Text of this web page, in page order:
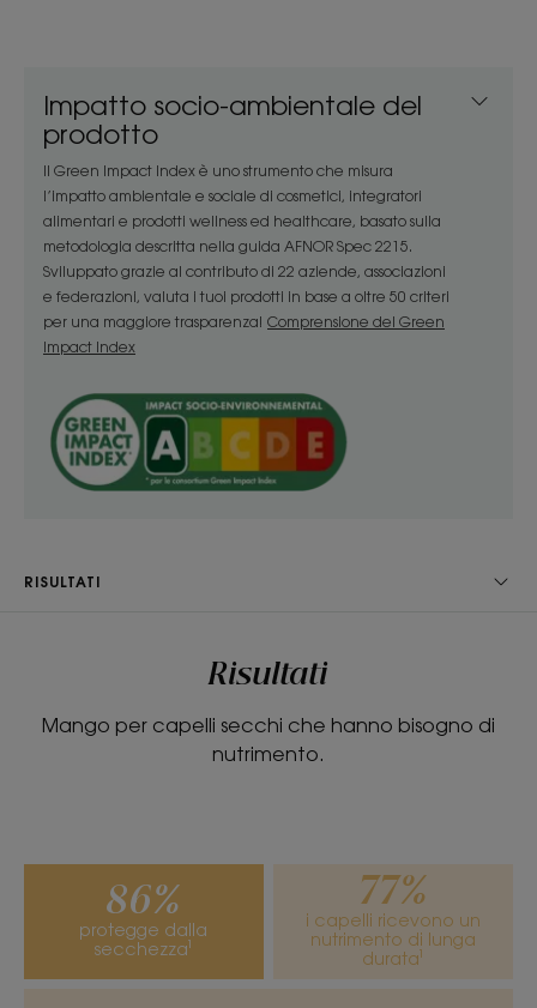
Una formula con il 97% di ingredienti di origine
naturale per nutrire e proteggere i capelli.
Benefici
• Nutre : a base di Burro di Mango nutriente, ricco
di acidi grassi a catena lunga, questo spray nutre
istantaneamente i capelli secchi con un effetto a
lunga durata.
velo setoso per proteggere i capelli sensibili dalle
aggressioni quotidiane e dagli effetti nocivi del
sole, senza appesantirli.
• Sublima : un vero elisir di bellezza, ridona
Spray.
Impatto socio-ambientale del
prodotto
Il Green Impact Index è uno strumento che misura
l’impatto ambientale e sociale di cosmetici, integratori
alimentari e prodotti wellness ed healthcare, basato sulla
metodologia descritta nella guida AFNOR Spec 2215.
Sviluppato grazie al contributo di 22 aziende, associazioni
e federazioni, valuta i tuoi prodotti in base a oltre 50 criteri
per una maggiore trasparenza! Comprensione del Green
Impact Index
RISULTATI
Risultati
Mango per capelli secchi che hanno bisogno di
nutrimento.
86%
protegge dalla
secchezza¹
77%
i capelli ricevono un
nutrimento di lunga
durata¹